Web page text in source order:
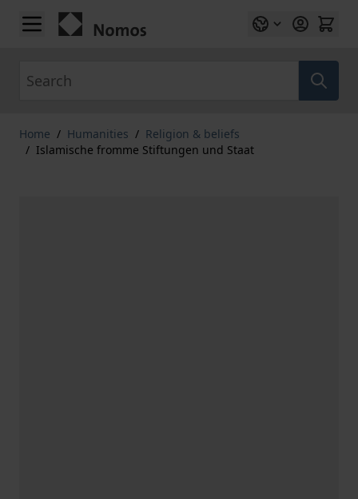
Skip to Content
Home / Humanities / Religion & beliefs
/ Islamische fromme Stiftungen und Staat